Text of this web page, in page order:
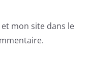
mon site dans le